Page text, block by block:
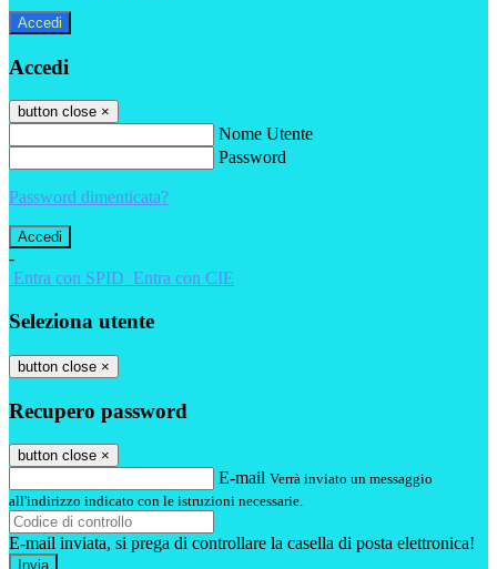
Accedi
Accedi
button close ×
Nome Utente
Password
Password dimenticata?
-
Entra con SPID Entra con CIE
Seleziona utente
button close ×
Recupero password
button close ×
E-mail Verrà inviato un messaggio
all'indirizzo indicato con le istruzioni necessarie.
E-mail inviata, si prega di controllare la casella di posta elettronica!